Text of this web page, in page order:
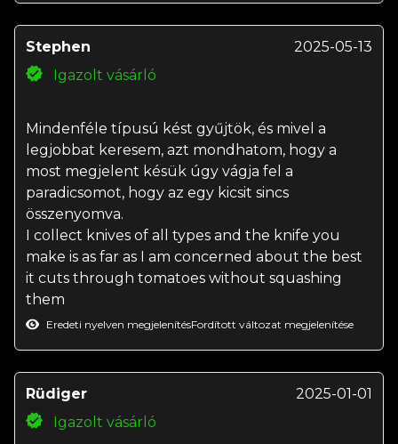
Stephen
2025-05-13
Igazolt vásárló
Mindenféle típusú kést gyűjtök, és mivel a
legjobbat keresem, azt mondhatom, hogy a
most megjelent késük úgy vágja fel a
paradicsomot, hogy az egy kicsit sincs
összenyomva.
I collect knives of all types and the knife you
make is as far as I am concerned about the best
it cuts through tomatoes without squashing
them
Eredeti nyelven megjelenítésFordított változat megjelenítése
Rüdiger
2025-01-01
Igazolt vásárló